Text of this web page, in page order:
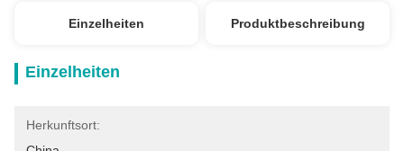
Einzelheiten Produktbeschreibung
Einzelheiten
Herkunftsort: